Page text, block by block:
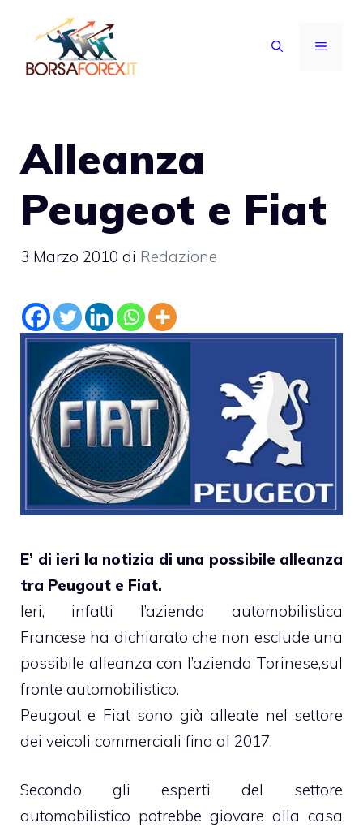
contenuto
MENU
Alleanza
Peugeot e Fiat
3 Marzo 2010 di Redazione
E’ di ieri la notizia di una possibile alleanza
tra Peugout e Fiat.
Ieri, infatti l’azienda automobilistica
Francese ha dichiarato che non esclude una
possibile alleanza con l’azienda Torinese,sul
fronte automobilistico.
Peugout e Fiat sono già alleate nel settore
dei veicoli commerciali fino al 2017.
Secondo gli esperti del settore
automobilistico potrebbe giovare alla casa